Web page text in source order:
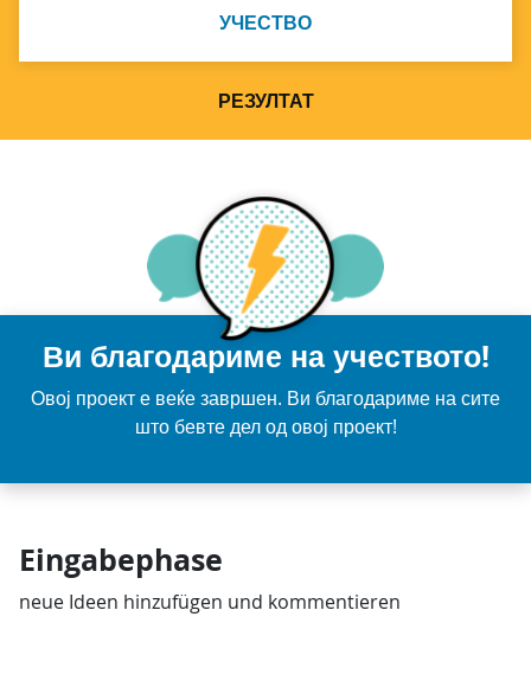
УЧЕСТВО
РЕЗУЛТАТ
Ви благодариме на учеството!
Овој проект е веќе завршен. Ви благодариме на сите
што бевте дел од овој проект!
Eingabephase
neue Ideen hinzufügen und kommentieren